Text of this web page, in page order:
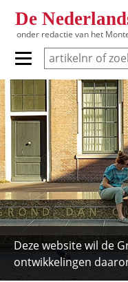
De
onder redactie van het
Primair menu tonen/
Hoofdnavigatie
Deze website wil de
ontwikkelingen